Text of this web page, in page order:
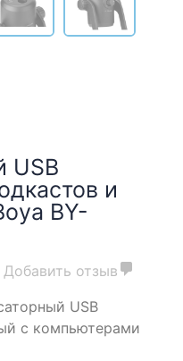
USB
и
BY-
Добавить отзыв
USB
с компьютерами